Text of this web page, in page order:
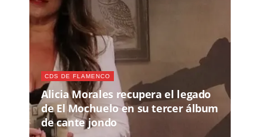
CDS DE FLAMENCO
Alicia Morales recupera el legado
de El Mochuelo en su tercer álbum
de cante jondo